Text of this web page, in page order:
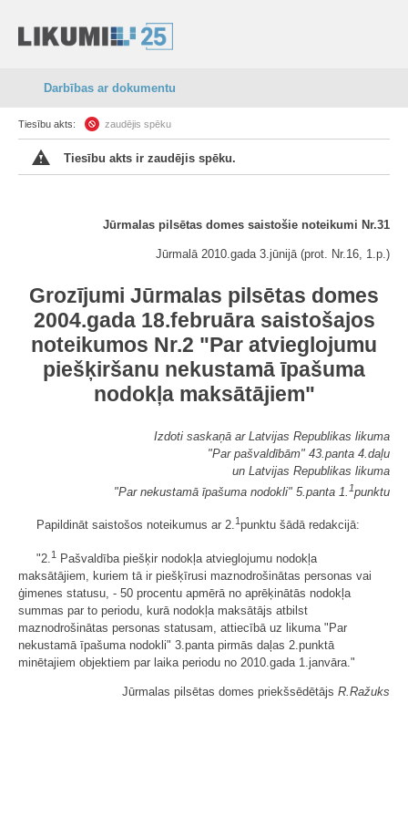
Darbības ar dokumentu
Tiesību akts: zaudējis spēku
Tiesību akts ir zaudējis spēku.
Jūrmalas pilsētas domes saistošie noteikumi Nr.31
Jūrmalā 2010.gada 3.jūnijā (prot. Nr.16, 1.p.)
Grozījumi Jūrmalas pilsētas domes
2004.gada 18.februāra saistošajos
noteikumos Nr.2 "Par atvieglojumu
piešķiršanu nekustamā īpašuma
nodokļa maksātājiem"
Izdoti saskaņā ar Latvijas Republikas likuma
"Par pašvaldībām" 43.panta 4.daļu
un Latvijas Republikas likuma
"Par nekustamā īpašuma nodokli" 5.panta 1. 1punktu
Papildināt saistošos noteikumus ar 2.1 punktu šādā redakcijā:
"2. 1
Pašvaldība piešķir nodokļa atvieglojumu nodokļa
maksātājiem, kuriem tā ir piešķīrusi maznodrošinātas personas vai
ģimenes statusu, - 50 procentu apmērā no aprēķinātās nodokļa
summas par to periodu, kurā nodokļa maksātājs atbilst
maznodrošinātas personas statusam, attiecībā uz likuma "Par
nekustamā īpašuma nodokli" 3.panta pirmās daļas 2.punktā
minētajiem objektiem par laika periodu no 2010.gada 1.janvāra."
Jūrmalas pilsētas domes priekšsēdētājs R.Ražuks